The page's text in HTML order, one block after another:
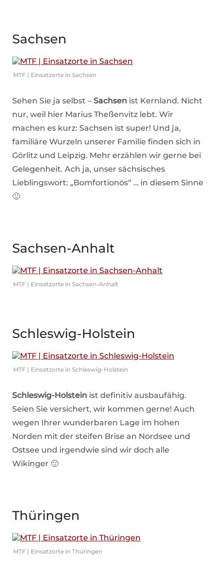
Sachsen
MTF | Einsatzorte in Sachsen
Sehen Sie ja selbst – Sachsen ist Kernland. Nicht
nur, weil hier Marius Theßenvitz lebt. Wir
machen es kurz: Sachsen ist super! Und ja,
familiäre Wurzeln unserer Familie finden sich in
Görlitz und Leipzig. Mehr erzählen wir gerne bei
Gelegenheit. Ach ja, unser sächsisches
Lieblingswort: „Bomfortionös“ … in diesem Sinne
🙂
Sachsen-Anhalt
MTF | Einsatzorte in Sachsen-Anhalt
Schleswig-Holstein
MTF | Einsatzorte in Schleswig-Holstein
Schleswig-Holstein ist definitiv ausbaufähig.
Seien Sie versichert, wir kommen gerne! Auch
wegen Ihrer wunderbaren Lage im hohen
Norden mit der steifen Brise an Nordsee und
Ostsee und irgendwie sind wir doch alle
Wikinger 🙂
Thüringen
MTF | Einsatzorte in Thüringen